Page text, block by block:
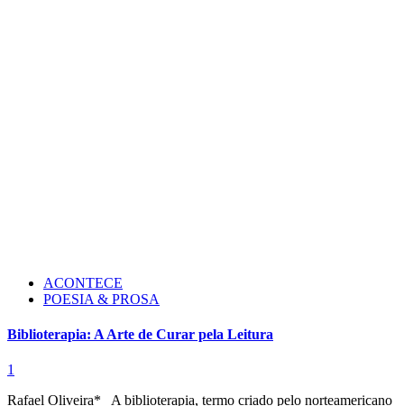
ACONTECE
POESIA & PROSA
Biblioterapia: A Arte de Curar pela Leitura
1
Rafael Oliveira* A biblioterapia, termo criado pelo norteamericano